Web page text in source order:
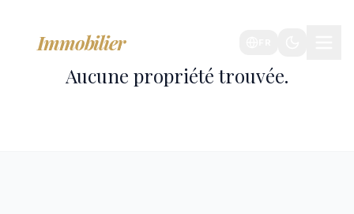
Immobilier
Aucune propriété trouvée.